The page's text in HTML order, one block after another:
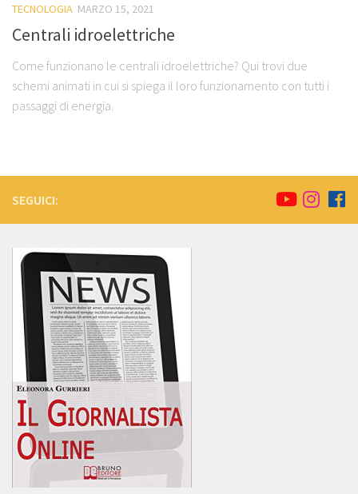
TECNOLOGIA MARZO 15, 2021
Centrali idroelettriche
Come funzionano le centrali idroelettriche? Qui trovi due
schemi animati in cui si spiega il loro funzionamento con tutti i
passaggi di energia.
SEGUICI: